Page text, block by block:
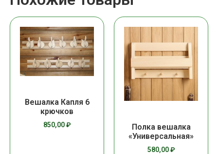
Вешалка Капля 6
крючков
850,00₽
Полка вешалка
«Универсальная»
580,00₽